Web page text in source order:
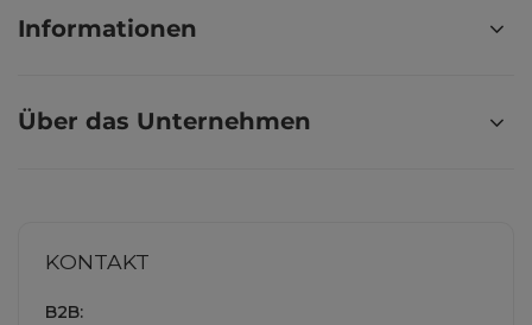
Informationen
Über das Unternehmen
KONTAKT
B2B: